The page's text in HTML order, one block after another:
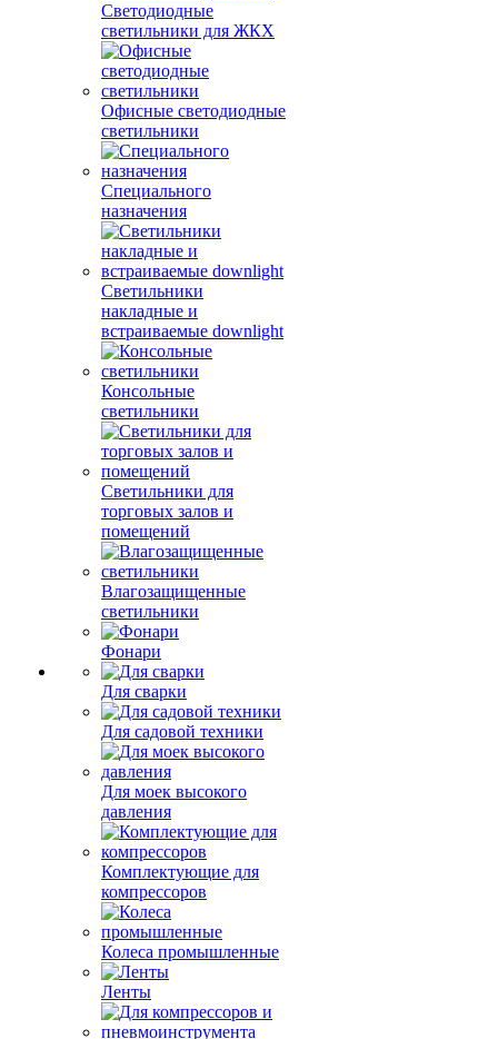
Светодиодные
светильники для ЖКХ
Офисные светодиодные
светильники
Специального
назначения
Светильники
накладные и
встраиваемые downlight
Консольные
светильники
Светильники для
торговых залов и
помещений
Влагозащищенные
светильники
Фонари
Для сварки
Для садовой техники
Для моек высокого
давления
Комплектующие для
компрессоров
Колеса промышленные
Ленты